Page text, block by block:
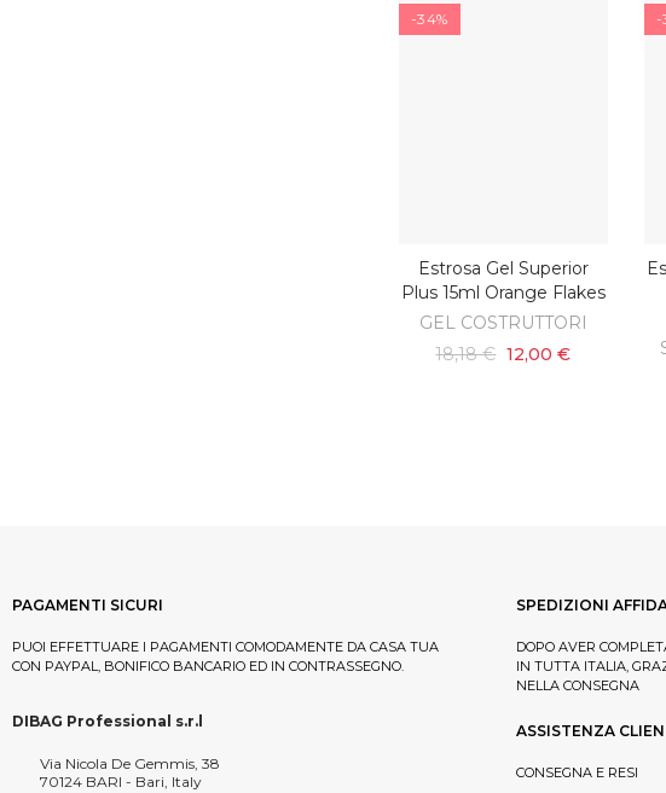
-34%
AGGIUNGI AL CARRELLO
Estrosa Gel Superior
Plus 15ml Orange Flakes
GEL COSTRUTTORI
18,18 € 12,00 €
-
PAGAMENTI SICURI
PUOI EFFETTUARE I PAGAMENTI COMODAMENTE DA CASA TUA
CON PAYPAL, BONIFICO BANCARIO ED IN CONTRASSEGNO.
DIBAG Professional s.r.l
Via Nicola De Gemmis, 38
70124 BARI - Bari, Italy
SPEDIZIONI
DOPO AVER
IN TUTTA ITALIA,
NELLA CONSEGNA
ASSISTENZA
CONSEGNA E RESI